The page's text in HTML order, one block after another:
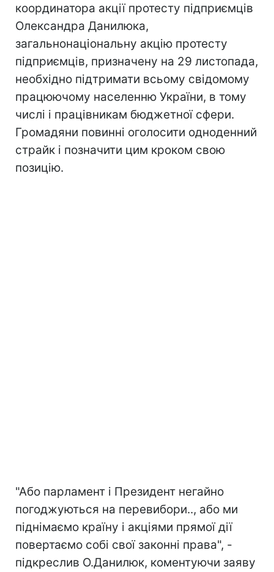
координатора акції протесту підприємців
Олександра Данилюка,
загальнонаціональну акцію протесту
підприємців, призначену на 29 листопада,
необхідно підтримати всьому свідомому
працюючому населенню України, в тому
числі і працівникам бюджетної сфери.
Громадяни повинні оголосити одноденний
страйк і позначити цим кроком свою
позицію.
"Або парламент і Президент негайно
погоджуються на перевибори.., або ми
піднімаємо країну і акціями прямої дії
повертаємо собі свої законні права", -
підкреслив О.Данилюк, коментуючи заяву